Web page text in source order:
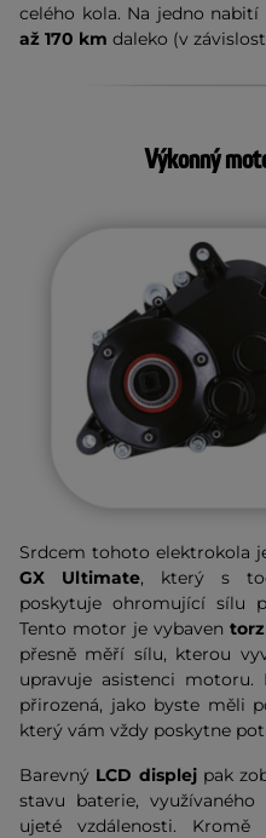
celého kola. Na jedno
až 170 km daleko (v
Výkonný
Srdcem tohoto elektrokola
GX Ultimate, který s
poskytuje ohromující sílu
Tento motor je vybaven
přesně měří sílu, kterou
upravuje asistenci
přirozená, jako byste měli
který vám vždy poskytne
Barevný LCD displejpak
stavu baterie,
ujeté vzdálenosti.